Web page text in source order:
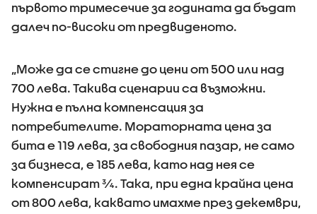
първото тримесечие за годината да бъдат
далеч по-високи от предвиденото.
„Може да се стигне до цени от 500 или над
700 лева. Такива сценарии са възможни.
Нужна е пълна компенсация за
потребителите. Мораторната цена за
бита е 119 лева, за свободния пазар, не само
за бизнеса, е 185 лева, като над нея се
компенсират ¾. Така, при една крайна цена
от 800 лева, каквато имахме през декември,